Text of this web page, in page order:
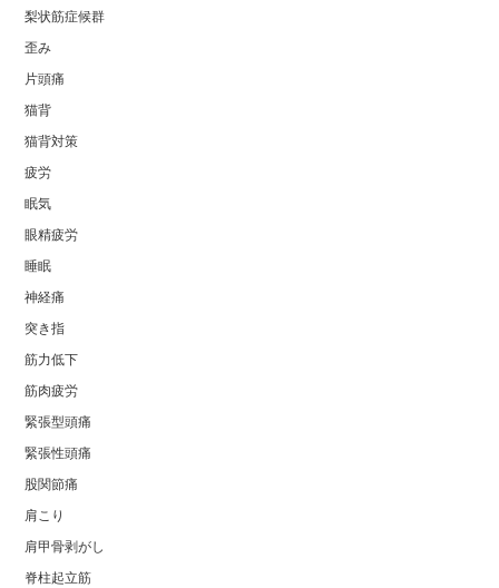
梨状筋症候群
歪み
片頭痛
猫背
猫背対策
疲労
眠気
眼精疲労
睡眠
神経痛
突き指
筋力低下
筋肉疲労
緊張型頭痛
緊張性頭痛
股関節痛
肩こり
肩甲骨剥がし
脊柱起立筋